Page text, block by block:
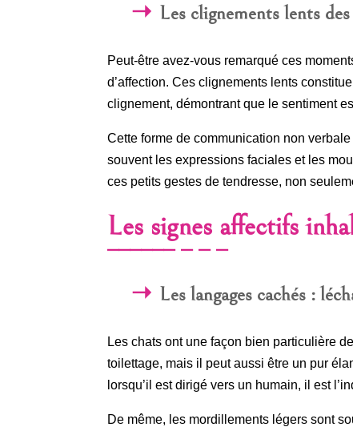
Les clignements lents
Peut-être avez-vous remarqué ces
d’affection. Ces clignements lents
clignement, démontrant que le sentiment
Cette forme de communication non
souvent les expressions faciales et les
ces petits gestes de tendresse, non
Les signes affectifs
Les langages cachés :
Les chats ont une façon bien particulière
toilettage, mais il peut aussi être un pur
lorsqu’il est dirigé vers un humain, il est
De même, les mordillements légers sont